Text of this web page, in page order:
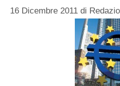
16 Dicembre 2011 di